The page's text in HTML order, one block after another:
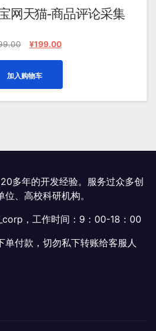
网天猫-商品评论采集
原
¥299.00。
¥199.00当
为：
¥199.00。
加入购物车
多年的开发经验。服务过众多创
、高校科研机构。
，工作时间：9：00-18：00
单付款，切勿私下转账给客服人